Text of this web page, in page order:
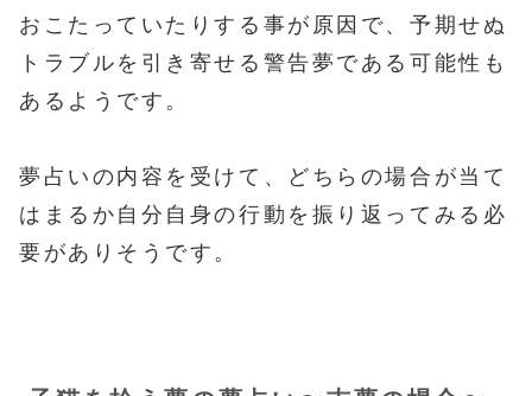
おこたっていたりする事が原因で、予期せぬ
トラブルを引き寄せる警告夢である可能性も
あるようです。
夢占いの内容を受けて、どちらの場合が当て
はまるか自分自身の行動を振り返ってみる必
要がありそうです。